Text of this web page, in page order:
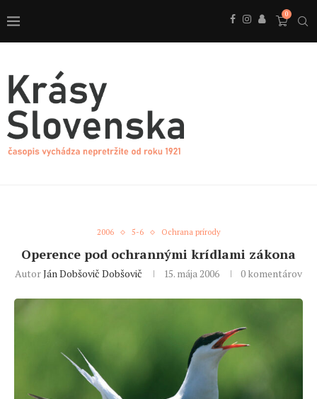
0
2006 5-6 Ochrana prírody
Operence pod ochrannými krídlami zákona
AutorJán Dobšovič Dobšovič 15. mája 2006 0 komentárov